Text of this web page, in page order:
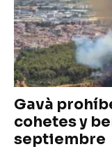
Gavà
cohetes y
septiembre